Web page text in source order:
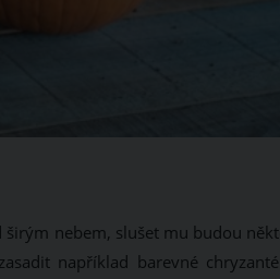
širým nebem, slušet mu budou
například barevné